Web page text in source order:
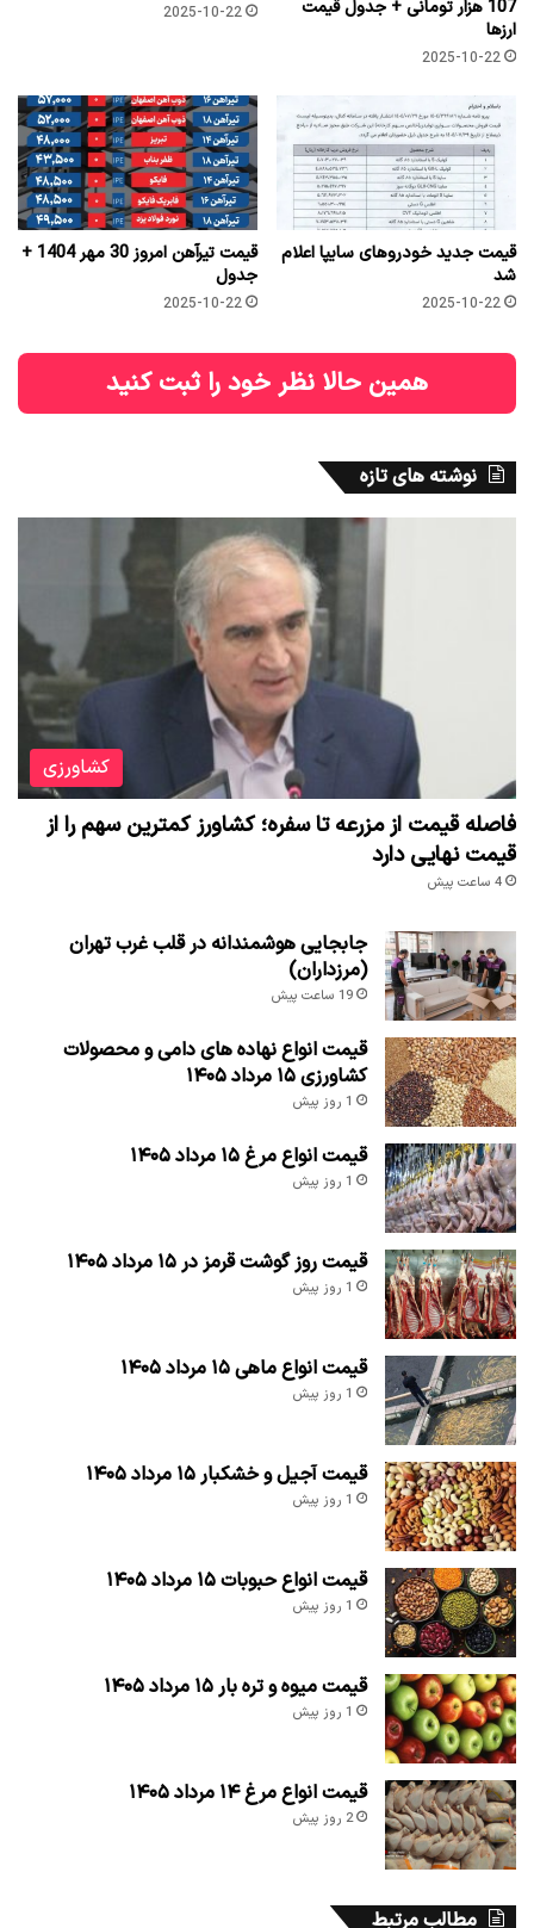
107 هزار تومانی + جدول قیمت
ارزها
2025-10-22
2025-10-22
قیمت جدید خودروهای سایپا اعلام
شد
2025-10-22
قیمت تیرآهن امروز 30 مهر 1404 +
جدول
2025-10-22
همین حالا نظر خود را ثبت کنید
نوشته های تازه
کشاورزی
فاصله قیمت از مزرعه تا سفره؛ کشاورز کمترین سهم را از
قیمت نهایی دارد
4 ساعت پیش
جابجایی هوشمندانه در قلب غرب تهران
(مرزداران)
19 ساعت پیش
قیمت انواع نهاده های دامی و محصولات
کشاورزی ۱۵ مرداد ۱۴۰۵
1 روز پیش
قیمت انواع مرغ ۱۵ مرداد ۱۴۰۵
1 روز پیش
قیمت روز گوشت قرمز در ۱۵ مرداد ۱۴۰۵
1 روز پیش
قیمت انواع ماهی ۱۵ مرداد ۱۴۰۵
1 روز پیش
قیمت آجیل و خشکبار ۱۵ مرداد ۱۴۰۵
1 روز پیش
قیمت انواع حبوبات ۱۵ مرداد ۱۴۰۵
1 روز پیش
قیمت میوه و تره بار ۱۵ مرداد ۱۴۰۵
1 روز پیش
قیمت انواع مرغ ۱۴ مرداد ۱۴۰۵
2 روز پیش
مطالب مرتبط